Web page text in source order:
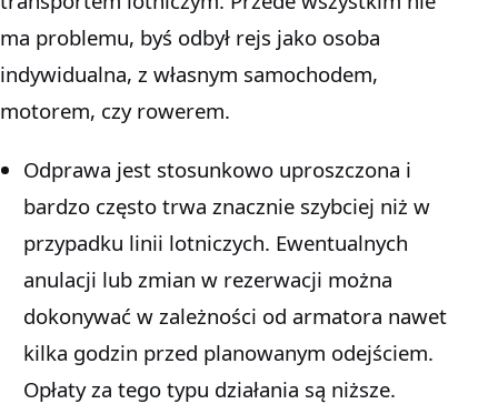
ma problemu, byś odbył rejs jako osoba
indywidualna, z własnym samochodem,
motorem, czy rowerem.
Odprawa jest stosunkowo uproszczona i
bardzo często trwa znacznie szybciej niż w
przypadku linii lotniczych. Ewentualnych
anulacji lub zmian w rezerwacji można
dokonywać w zależności od armatora nawet
kilka godzin przed planowanym odejściem.
Opłaty za tego typu działania są niższe.